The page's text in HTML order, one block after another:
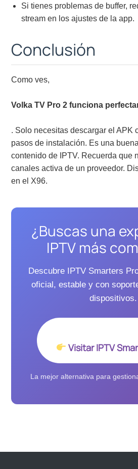
Si tienes problemas de buffer,
stream en los ajustes de la app.
Conclusión
Como ves,
Volka TV Pro 2 funciona
. Solo necesitas descargar el APK
pasos de instalación. Es una
contenido de IPTV. Recuerda que
canales activa de un proveedor.
en el X96.
¿Buscas una
IPTV más
Descubre IPTV Smarters
oficial, estable y con
dispositivos.
Visitar IPTV
La mejor alternativa para